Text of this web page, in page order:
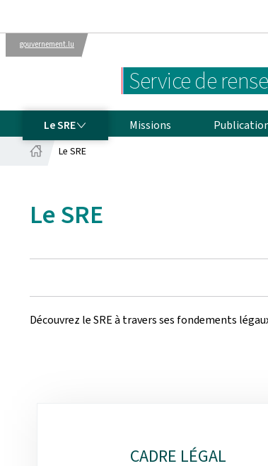
gouvernement.lu
Service de
Le SRE Missions
Le SRE
Le SRE
Découvrez le SRE à travers ses fondements
CADRE LÉGAL